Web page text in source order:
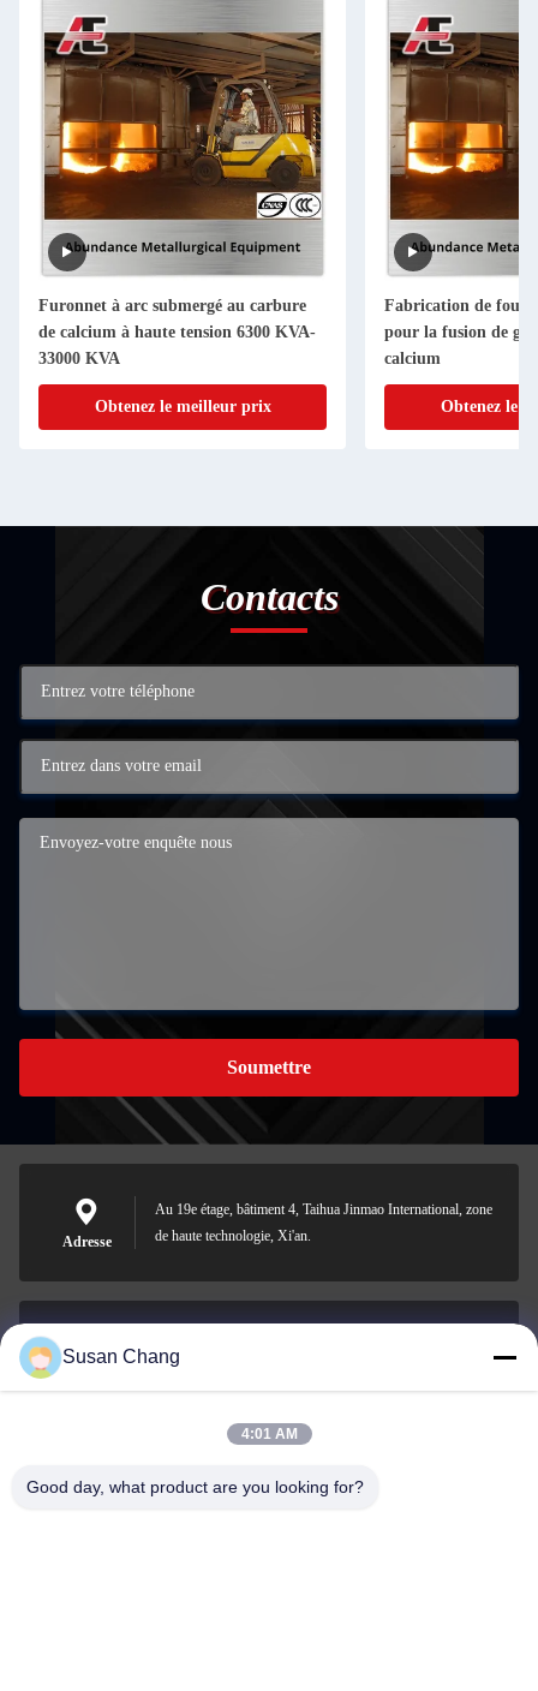
Furonnet à arc submergé au carbure
de calcium à haute tension 6300 KVA-
33000 KVA
Obtenez le meilleur prix
Fabrication de fours
pour la fusion de
calcium
Obtenez le
Contacts
Soumettre
Adresse
Au 19e étage, bâtiment 4, Taihua Jinmao International, zone
de haute technologie, Xi'an.
Susan@aeaxa.com
0086-13991372145
Susan Chang
4:01 AM
Good day, what product are you looking for?